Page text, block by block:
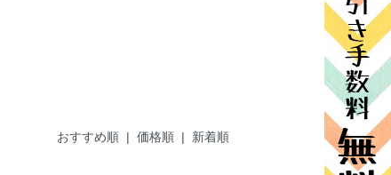
おすすめ順 | 価格順 | 新着順